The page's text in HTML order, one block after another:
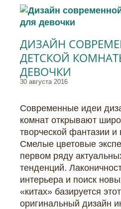
ДИЗАЙН
ДЕТСКОЙ
ДЕВОЧКИ
30 августа 2016
Современные идеи
комнат открывают
творческой фантазии
Смелые цветовые
первом ряду
тенденций.
интерьера и поиск
«китах» базируется
оригинальный дизайн